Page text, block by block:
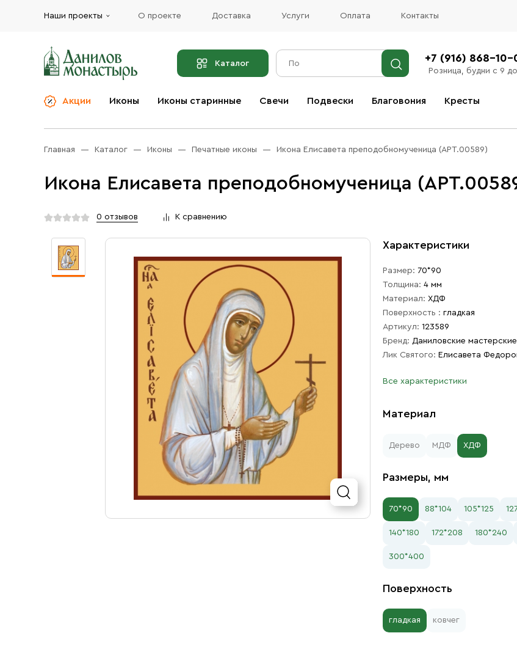
Наши проекты О проекте Доставка Услуги Оплата Контакты
Каталог +7 (916) 868-10-
Розница, будни с 9 до
Акции Иконы Иконы старинные Свечи Подвески Благовония Кресты
Церковная утварь
Иконы
Ювелирные изделия
Бренды
Услуги
Главная Каталог Иконы Печатные иконы Икона Елисавета преподобномученица (АРТ.00589)
Икона Елисавета преподобномученица
0 отзывов К сравнению
Характеристики
Размер: 70*90
Толщина: 4 мм
Материал: ХДФ
Поверхность : гладкая
Артикул: 123589
Бренд: Даниловские мастерские
Лик Святого: Елисавета
Все характеристики
Материал
Дерево МДФ ХДФ
Размеры, мм
70*90 88*104 105*125
140*180 172*208 180*240
300*400
Поверхность
гладкая ковчег